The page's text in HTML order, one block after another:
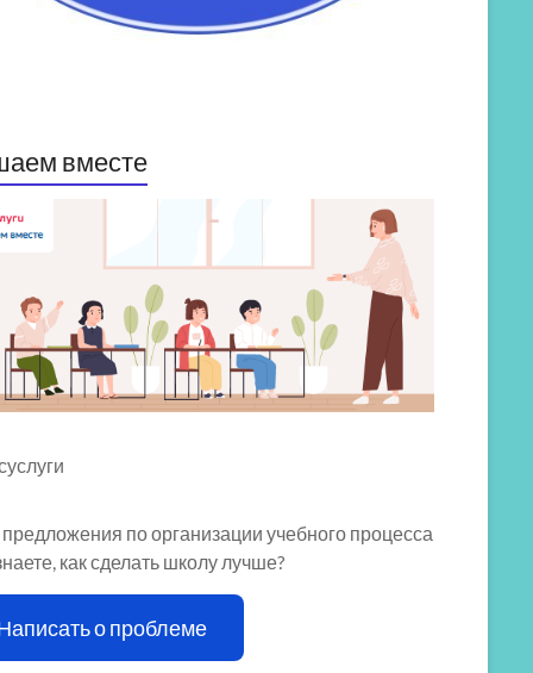
вместе
по организации учебного процесса
как сделать школу лучше?
о проблеме